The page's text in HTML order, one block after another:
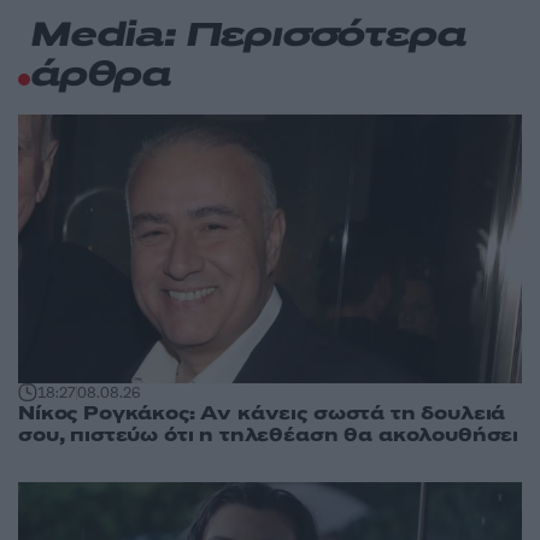
Media: Περισσότερα
άρθρα
18:2708.08.26
Νίκος Ρογκάκος: Αν κάνεις σωστά τη δουλειά
σου, πιστεύω ότι η τηλεθέαση θα ακολουθήσει